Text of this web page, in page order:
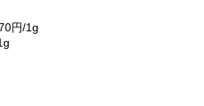
円/1g